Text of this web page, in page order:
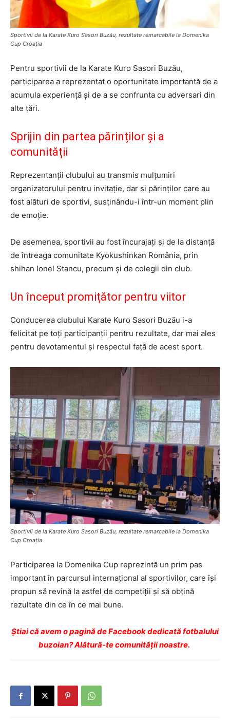
Sportivii de la Karate Kuro Sasori Buzău, rezultate remarcabile la Domenika
Cup Croația
Pentru sportivii de la Karate Kuro Sasori Buzău,
participarea a reprezentat o oportunitate importantă de a
acumula experiență și de a se confrunta cu adversari din
alte țări.
Sprijin din partea părinților și a
comunității
Reprezentanții clubului au transmis mulțumiri
organizatorului pentru invitație, dar și părinților care au
fost alături de sportivi, susținându-i într-un moment plin
de emoție.
De asemenea, sportivii au fost încurajați și de la distanță
de întreaga comunitate Kyokushinkan România, prin
shihan Ionel Stancu, precum și de colegii din club.
Un început promițător pentru viitor
Conducerea clubului Karate Kuro Sasori Buzău i-a
felicitat pe toți participanții pentru rezultate, dar mai ales
pentru devotamentul și respectul față de acest sport.
Sportivii de la Karate Kuro Sasori Buzău, rezultate remarcabile la Domenika
Cup Croația
Participarea la Domenika Cup reprezintă un prim pas
important în parcursul internațional al sportivilor, care își
propun să revină la astfel de competiții și să obțină
rezultate din ce în ce mai bune.
Ştiai că avem o pagină de Facebook dedicată fotbalului
buzoian? Alătură-te comunității noastre.